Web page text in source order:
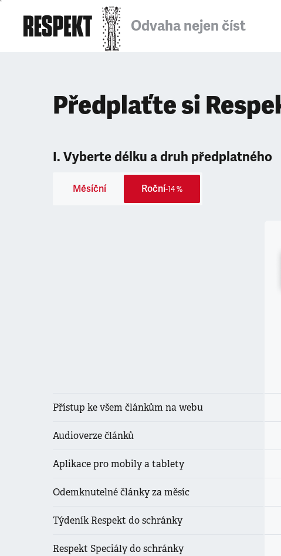
Odvaha nejen číst
Předplaťte si
I. Vyberte délku a druh předplatného
Měsíční Roční-14 %
Přístup ke všem článkům na webu
Audioverze článků
Aplikace pro mobily a tablety
Odemknutelné články za měsíc
Týdeník Respekt do schránky
Respekt Speciály do schránky